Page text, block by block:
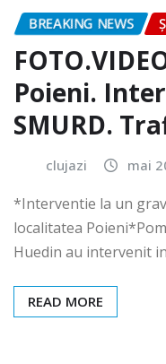
BREAKING NEWS
Poieni.
SMURD.
clujazi mai
*Interventie la un
localitatea
Huedin au intervenit
READ MORE